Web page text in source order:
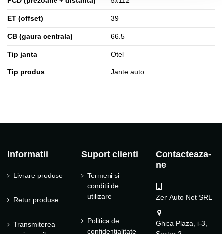
ET (offset) 39
CB (gaura centrala) 66.5
Tip janta Otel
Tip produs Jante auto
Informatii
Livrare produse
Retur produse
Transmiterea
Suport clienti
Termeni si
conditii de
utilizare
Politica de
confidentialitate
Contacteaza-
ne
Zen Auto Net SRL
Ghica Plaza, i-3,